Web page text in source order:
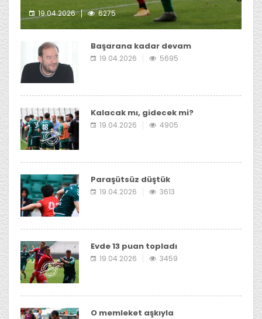
19.04.2026 6275
Giresunspor Başkanı Emin Eltuğral'ın kongre kararı
Başarana kadar devam
19.04.2026 5695
Kalacak mı, gidecek mi?
19.04.2026 4905
Paraşütsüz düştük
19.04.2026 3613
Evde 13 puan topladı
19.04.2026 3459
O memleket aşkıyla